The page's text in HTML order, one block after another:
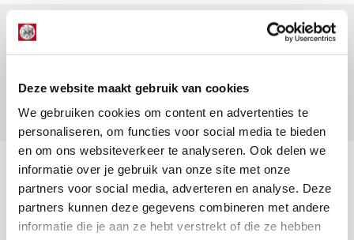
Deze website maakt gebruik van cookies
We gebruiken cookies om content en advertenties te
personaliseren, om functies voor social media te bieden
en om ons websiteverkeer te analyseren. Ook delen we
informatie over je gebruik van onze site met onze
partners voor social media, adverteren en analyse. Deze
partners kunnen deze gegevens combineren met andere
informatie die je aan ze hebt verstrekt of die ze hebben
Reisverslag PEC-uit: geregisseerde
operatie onderweg naar
BLOG
Brandt heeft veel vertrouwen in Ajax
dat steeds beter wordt
09 AUGUSTUS 2026 - 18:14
NIEUWS